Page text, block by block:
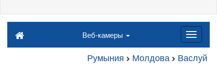
Веб-камеры
Румыния Молдова Васлуй